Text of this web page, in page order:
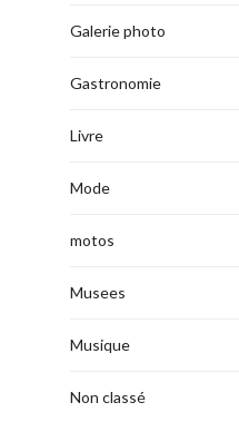
Galerie photo
Gastronomie
Livre
Mode
motos
Musees
Musique
Non classé